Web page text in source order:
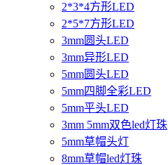
2*3*4方形LED
2*5*7方形LED
3mm圆头LED
3mm异形LED
5mm圆头LED
5mm四脚全彩LED
5mm平头LED
3mm 5mm双色led灯珠
5mm草帽头灯
8mm草帽led灯珠